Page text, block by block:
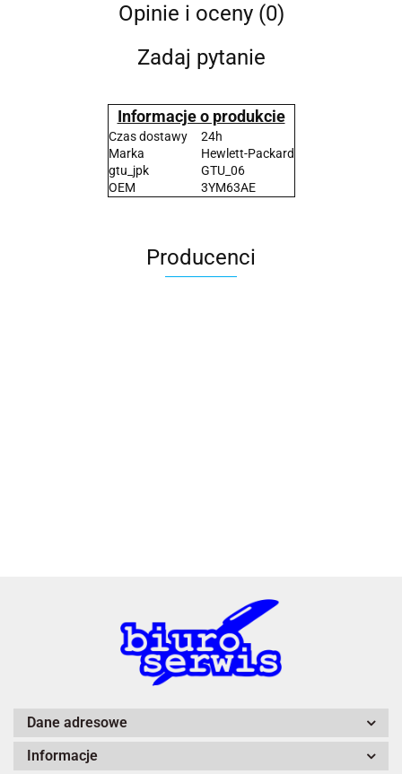
Opinie i oceny (0)
Zadaj pytanie
Informacje o produkcie
Czas dostawy
24h
Marka
Hewlett-Packard
gtu_jpk
GTU_06
OEM
3YM63AE
Producenci
A4 Tech
Dane adresowe
Informacje